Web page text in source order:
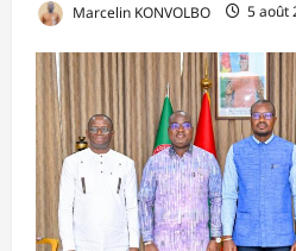
Marcelin KONVOLBO 5 août